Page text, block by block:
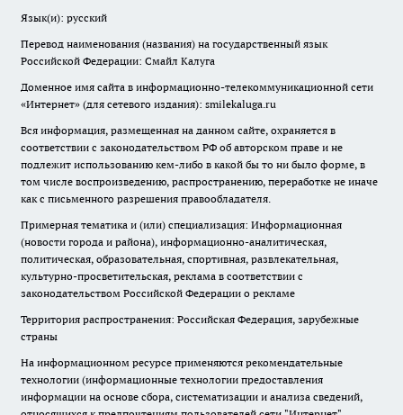
Язык(и): русский
Перевод наименования (названия) на государственный язык
Российской Федерации: Смайл Калуга
Доменное имя сайта в информационно-телекоммуникационной сети
«Интернет» (для сетевого издания): smilekaluga.ru
Вся информация, размещенная на данном сайте, охраняется в
соответствии с законодательством РФ об авторском праве и не
подлежит использованию кем-либо в какой бы то ни было форме, в
том числе воспроизведению, распространению, переработке не иначе
как с письменного разрешения правообладателя.
Примерная тематика и (или) специализация: Информационная
(новости города и района), информационно-аналитическая,
политическая, образовательная, спортивная, развлекательная,
культурно-просветительская, реклама в соответствии с
законодательством Российской Федерации о рекламе
Территория распространения: Российская Федерация, зарубежные
страны
На информационном ресурсе применяются рекомендательные
технологии (информационные технологии предоставления
информации на основе сбора, систематизации и анализа сведений,